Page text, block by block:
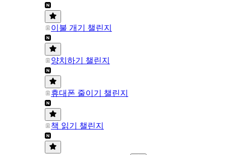
이불 개기 챌린지
양치하기 챌린지
휴대폰 줄이기 챌린지
책 읽기 챌린지